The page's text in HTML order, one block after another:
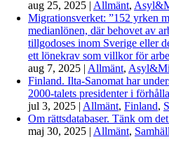
aug 25, 2025 | Allmänt,
Migrationsverket: ”152 yrken
medianlönen, där behovet av
tillgodoses inom Sverige eller
ett lönekrav som villkor för
aug 7, 2025 | Allmänt,
Finland. Ilta-Sanomat har
2000-talets presidenter i
jul 3, 2025 | Allmänt, Finland,
Om rättsdatabaser. Tänk om
maj 30, 2025 | Allmänt,